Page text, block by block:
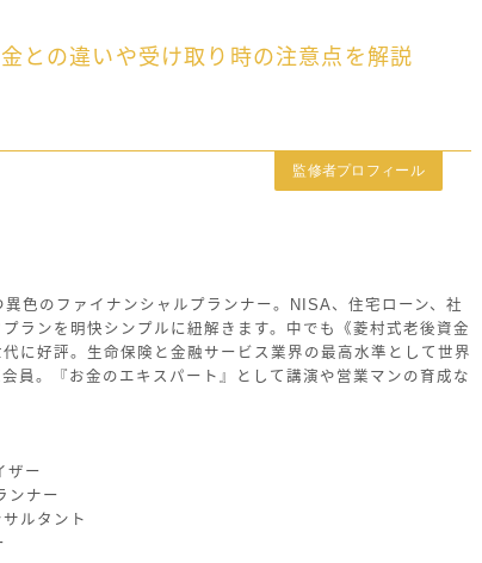
との違いや受け取り時の注意点を解説
監修者プロフィール
色のファイナンシャルプランナー。NISA、住宅ローン、社
ランを明快シンプルに紐解きます。中でも《菱村式老後資金
に好評。生命保険と金融サービス業界の最高水準として世界
員。『お金のエキスパート』として講演や営業マンの育成な
ザー
ンナー
ルタント